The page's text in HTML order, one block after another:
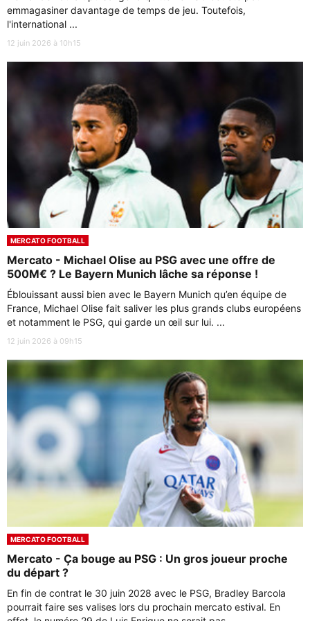
emmagasiner davantage de temps de jeu. Toutefois,
l'international ...
12 juin 2026 à 10h15
MERCATO FOOTBALL
Mercato - Michael Olise au PSG avec une offre de
500M€ ? Le Bayern Munich lâche sa réponse !
Éblouissant aussi bien avec le Bayern Munich qu’en équipe de
France, Michael Olise fait saliver les plus grands clubs européens
et notamment le PSG, qui garde un œil sur lui. ...
12 juin 2026 à 09h15
MERCATO FOOTBALL
Mercato - Ça bouge au PSG : Un gros joueur proche
du départ ?
En fin de contrat le 30 juin 2028 avec le PSG, Bradley Barcola
pourrait faire ses valises lors du prochain mercato estival. En